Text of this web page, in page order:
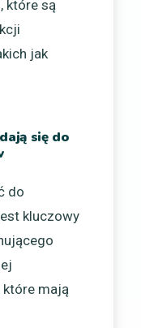
które są
jak
się do
do
kluczowy
mają